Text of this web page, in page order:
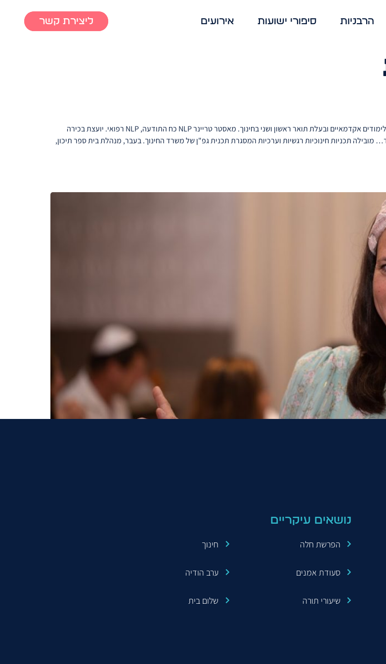
הרבניות סיפורי ישועות אירועים ליצירת קשר
התקשר סילביה ברדה יועצת ומרצה בכירה בוגרת אוניברסיטת ת"א והמכללה ללימודים אקדמאיים ובעלת תואר ראשון ושני בחינוך. מאסטר טריינר NLP כח התודעה, NLP רפואי. יועצת בכירה
תכניות חינוכיות רגשיות וערכיות המסגרת תכנית גפ"ן של משרד החינוך. בעבר, מנהלת בית ספר תיכון,
נושאים עיקריים
הפרשת חלה חינוך
סעודת אמנים ערב הודיה
שיעורי תורה שלום בית